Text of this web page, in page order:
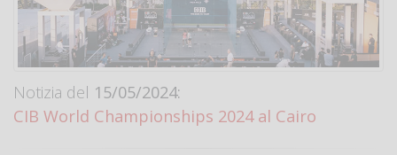
Notizia del 15/05/2024:
CIB World Championships 2024 al Cairo